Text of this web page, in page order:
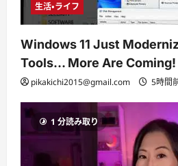
生活・ライフ
Windows 11 Just
Tools… More Are Coming!
pikakichi2015@gmail.com 5時間
1 分読み取り